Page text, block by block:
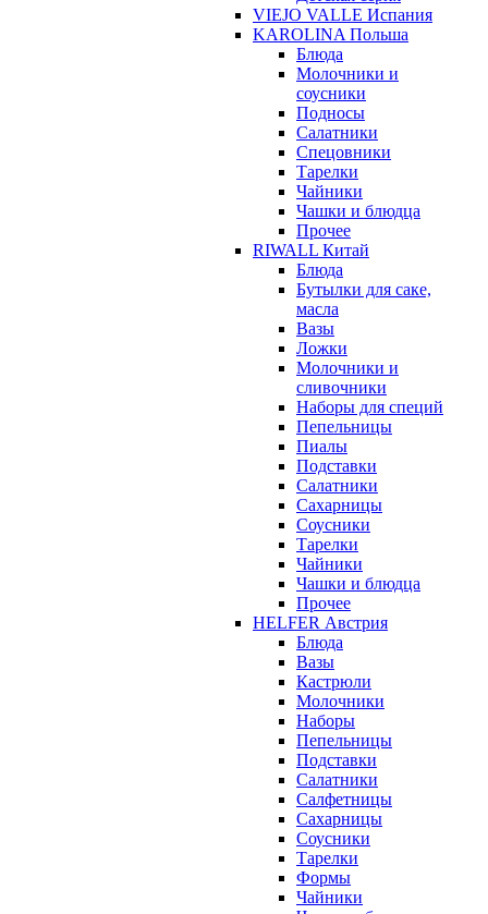
VIEJO VALLE Испания
KAROLINA Польша
Блюда
Молочники и
соусники
Подносы
Салатники
Спецовники
Тарелки
Чайники
Чашки и блюдца
Прочее
RIWALL Китай
Блюда
Бутылки для саке,
масла
Вазы
Ложки
Молочники и
сливочники
Наборы для специй
Пепельницы
Пиалы
Подставки
Салатники
Сахарницы
Соусники
Тарелки
Чайники
Чашки и блюдца
Прочее
HELFER Австрия
Блюда
Вазы
Кастрюли
Молочники
Наборы
Пепельницы
Подставки
Салатники
Салфетницы
Сахарницы
Соусники
Тарелки
Формы
Чайники